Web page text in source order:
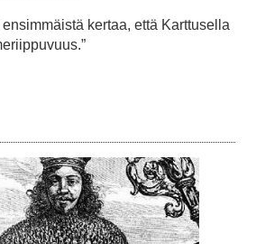
kertaa, että Karttusella